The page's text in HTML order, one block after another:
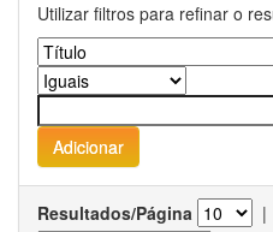
Utilizar filtros para refinar o
Resultados/Página |